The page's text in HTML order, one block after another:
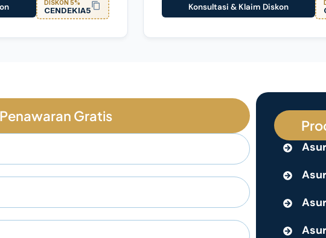
DISKON 5%
CENDEKIA5 Konsultasi & Klaim Diskon
Gratis